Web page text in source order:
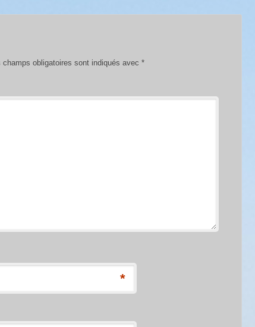
champs obligatoires sont indiqués avec *
*